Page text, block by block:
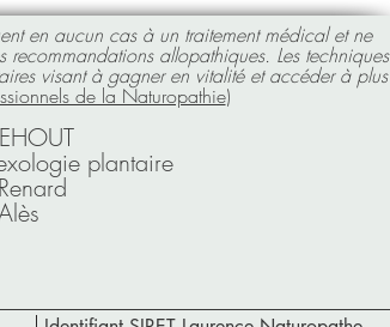
en aucun cas à un traitement médical et ne
recommandations allopathiques. Les techniques
visant à gagner en vitalité et accéder à plus
de la Naturopathie)
plantaire